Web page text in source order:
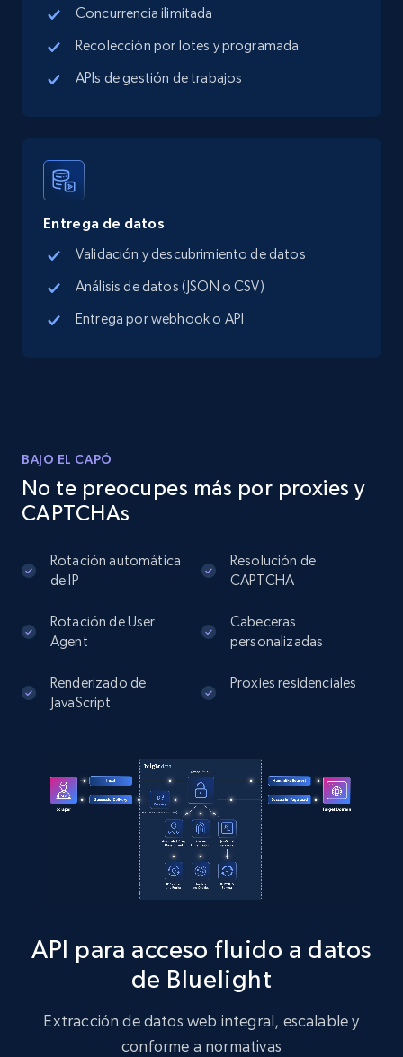
Google Maps full information - Collect
Google Maps Businesses data by place id
Place id, URL, Country, Name, Category,
Address, Description, Business details, and
13.3K+
Google Maps full information - Discover
Place id, URL, Country, Name, Category,
Address, Description, Business details, and
URL, User posted, Description, Hashtags, Num
comments, Date posted, Likes, Photos, and
13.2K+ Prueba gratuita
Instagram - Posts - Collects posts from a
specific URLs by using profile URL
1.6K+ Prueba gratuita
Zillow properties listing information
IsListingClaimedByCurrentSignedInUser,
IsCurrentSignedInAgentResponsible, Bedrooms,
1.3K+ Prueba gratuita
Concurrencia ilimitada
Recolección por lotes y programada
APIs de gestión de trabajos
Entrega de datos
Validación y descubrimiento de datos
Análisis de datos (JSON o CSV)
Entrega por webhook o API
BAJO EL CAPÓ
No te preocupes más por proxies y
CAPTCHAs
Rotación automática
de IP
Resolución de
CAPTCHA
Rotación de User
Agent
Cabeceras
personalizadas
Renderizado de
JavaScript
Proxies residenciales
API para acceso fluido a datos
de Bluelight
Extracción de datos web integral, escalable y
conforme a normativas